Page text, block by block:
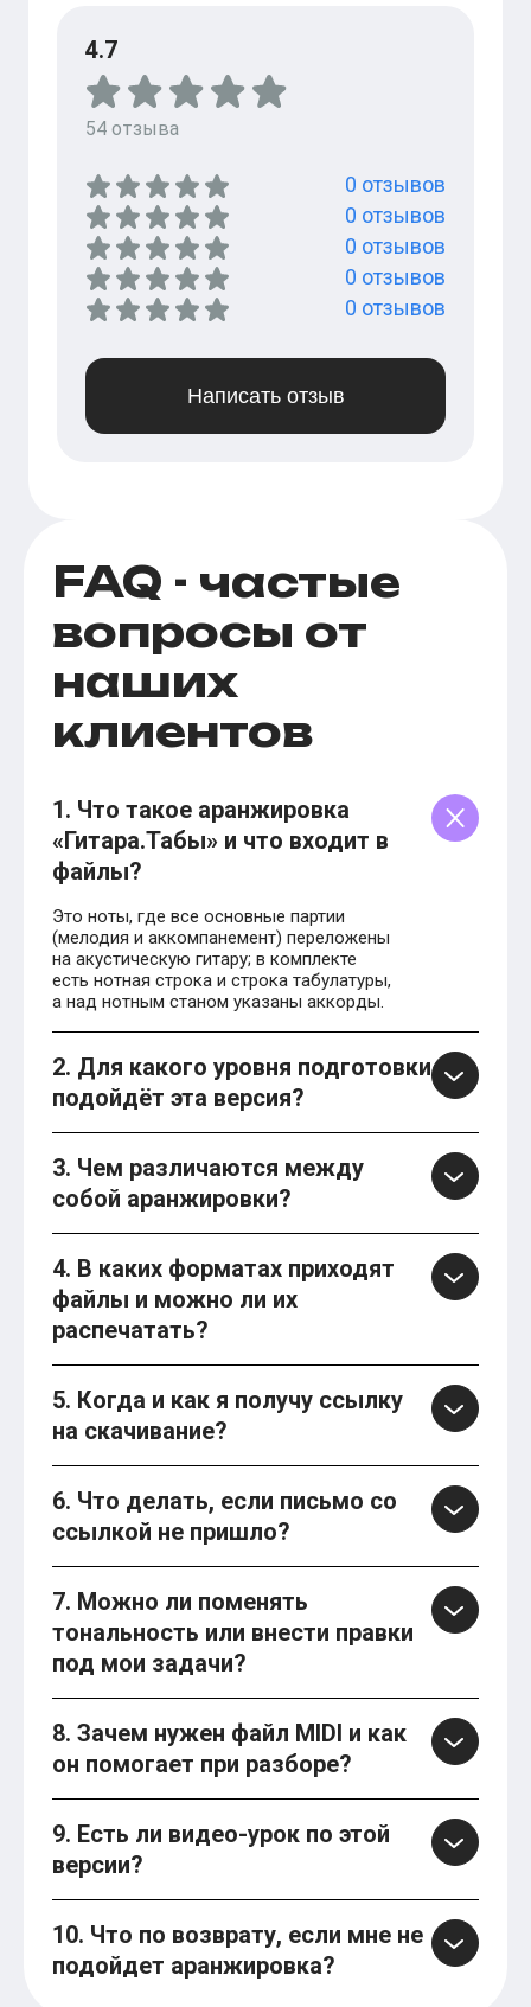
4.7
54 отзыва
0 отзывов
0 отзывов
0 отзывов
0 отзывов
0 отзывов
Написать отзыв
FAQ - частые
вопросы от
наших
клиентов
1. Что такое аранжировка
«Гитара.Табы» и что входит в
файлы?
Это ноты, где все основные партии
(мелодия и аккомпанемент) переложены
на акустическую гитару; в комплекте
есть нотная строка и строка табулатуры,
а над нотным станом указаны аккорды.
2. Для какого уровня подготовки
подойдёт эта версия?
3. Чем различаются между
собой аранжировки?
4. В каких форматах приходят
файлы и можно ли их
распечатать?
5. Когда и как я получу ссылку
на скачивание?
6. Что делать, если письмо со
ссылкой не пришло?
7. Можно ли поменять
тональность или внести правки
под мои задачи?
8. Зачем нужен файл MIDI и как
он помогает при разборе?
9. Есть ли видео-урок по этой
версии?
10. Что по возврату, если мне не
подойдет аранжировка?